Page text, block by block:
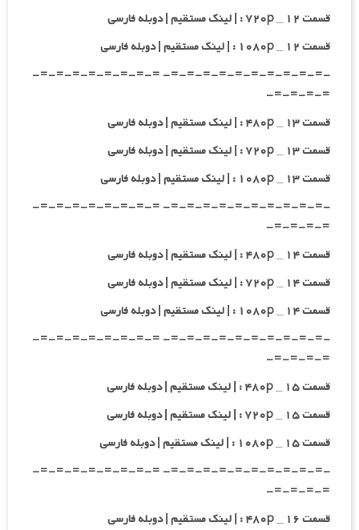
قسمت ۱۲ _ ۷۲۰p : | لینک مستقیم | دوبله فارسی
قسمت ۱۲ _ ۱۰۸۰p : | لینک مستقیم | دوبله فارسی
-=-=-=-=-=-=-=-=-=-=- =-=-=-=-=-=-=-=-
=-=-=-=-
قسمت ۱۳ _ ۴۸۰p : | لینک مستقیم | دوبله فارسی
قسمت ۱۳ _ ۷۲۰p : | لینک مستقیم | دوبله فارسی
قسمت ۱۳ _ ۱۰۸۰p : | لینک مستقیم | دوبله فارسی
-=-=-=-=-=-=-=-=-=-=- =-=-=-=-=-=-=-=-
=-=-=-=-
قسمت ۱۴ _ ۴۸۰p : | لینک مستقیم | دوبله فارسی
قسمت ۱۴ _ ۷۲۰p : | لینک مستقیم | دوبله فارسی
قسمت ۱۴ _ ۱۰۸۰p : | لینک مستقیم | دوبله فارسی
-=-=-=-=-=-=-=-=-=-=- =-=-=-=-=-=-=-=-
=-=-=-=-
قسمت ۱۵ _ ۴۸۰p : | لینک مستقیم | دوبله فارسی
قسمت ۱۵ _ ۷۲۰p : | لینک مستقیم | دوبله فارسی
قسمت ۱۵ _ ۱۰۸۰p : | لینک مستقیم | دوبله فارسی
-=-=-=-=-=-=-=-=-=-=- =-=-=-=-=-=-=-=-
=-=-=-=-
قسمت ۱۶ _ ۴۸۰p : | لینک مستقیم | دوبله فارسی